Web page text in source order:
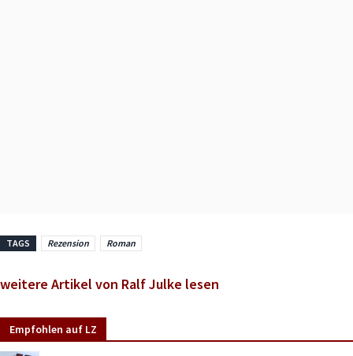
TAGS Rezension Roman
weitere Artikel von Ralf Julke lesen
Empfohlen auf LZ